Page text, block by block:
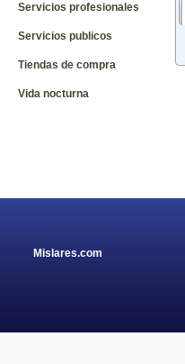
Servicios profesionales
Servicios publicos
Tiendas de compra
Vida nocturna
Mislares.com